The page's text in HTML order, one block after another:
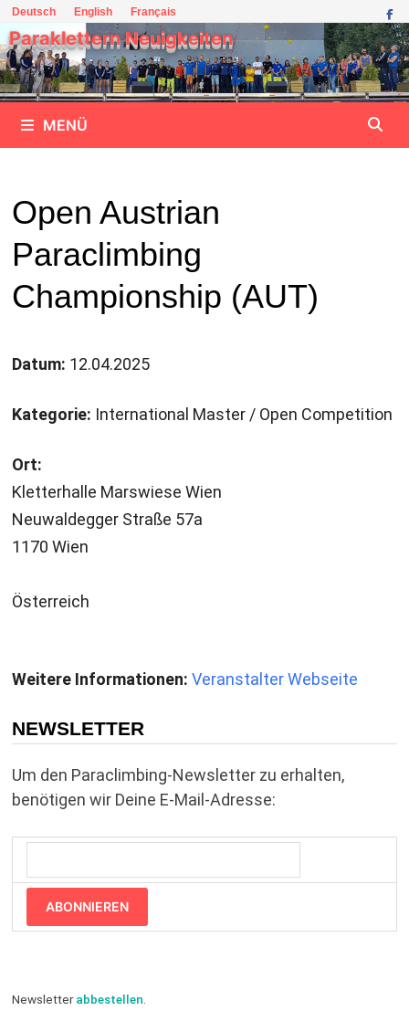
Zum
Inhalt
springen
Deutsch English Français
Paraklettern Neuigkeiten
MENÜ
Open Austrian
Paraclimbing
Championship (AUT)
Datum: 12.04.2025
Kategorie: International Master / Open Competition
Ort:
Kletterhalle Marswiese Wien
Neuwaldegger Straße 57a
1170 Wien
Österreich
Weitere Informationen: Veranstalter Webseite
NEWSLETTER
Um den Paraclimbing-Newsletter zu erhalten,
benötigen wir Deine E-Mail-Adresse:
ABONNIEREN
Newsletterabbestellen.